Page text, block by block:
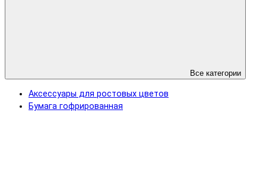
Все категории
Аксессуары для ростовых цветов
Бумага гофрированная